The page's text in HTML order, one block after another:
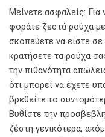
Μείνετε ασφαλείς:
φοράτε ζεστά ρούχα
σκοπεύετε να είστε
κρατήσετε τα ρούχα
την πιθανότητα
ότι μπορεί να έχετε
βρεθείτε το
Βυθίστε την
ζέστη γενικότερα,